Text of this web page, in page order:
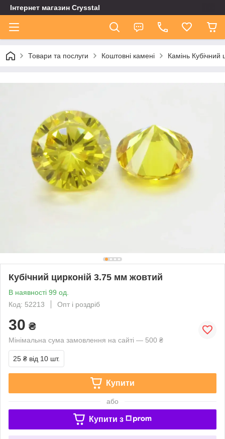
Інтернет магазин Сrysstal
Товари та послуги Коштовні камені Камінь Кубічний
Кубічний цирконій 3.75 мм жовтий
В наявності 99 од.
Код: 52213
Опт і роздріб
30 ₴
Мінімальна сума замовлення на сайті — 500 ₴
25 ₴ від 10 шт.
Купити
або
Купити з